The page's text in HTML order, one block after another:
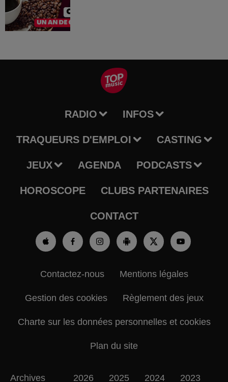
RADIO INFOS
TRAQUEURS D'EMPLOI CASTING
JEUX AGENDA PODCASTS
HOROSCOPE CLUBS PARTENAIRES
CONTACT
Contactez-nous Mentions légales
Gestion des cookies Règlement des jeux
Charte sur les données personnelles et cookies
Plan du site
Archives 2026 2025 2024 2023